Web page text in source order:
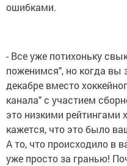
ошибками.
- Все уже потихоньку
поженимся", но когда вы
декабре вместо
канала" с участием
это низкими рейтингами
кажется, что это было
А то, что происходило в
уже просто за гранью!